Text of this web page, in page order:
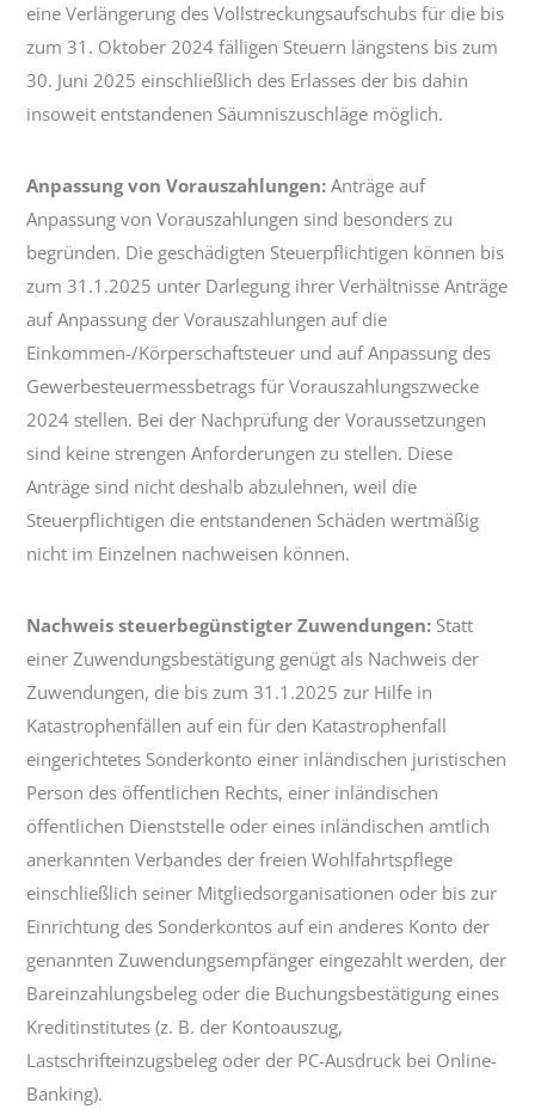
eine Verlängerung des Vollstreckungsaufschubs für die bis
zum 31. Oktober 2024 fälligen Steuern längstens bis zum
30. Juni 2025 einschließlich des Erlasses der bis dahin
insoweit entstandenen Säumniszuschläge möglich.
Anpassung von Vorauszahlungen: Anträge auf
Anpassung von Vorauszahlungen sind besonders zu
begründen. Die geschädigten Steuerpflichtigen können bis
zum 31.1.2025 unter Darlegung ihrer Verhältnisse Anträge
auf Anpassung der Vorauszahlungen auf die
Einkommen-/Körperschaftsteuer und auf Anpassung des
Gewerbesteuermessbetrags für Vorauszahlungszwecke
2024 stellen. Bei der Nachprüfung der Voraussetzungen
sind keine strengen Anforderungen zu stellen. Diese
Anträge sind nicht deshalb abzulehnen, weil die
Steuerpflichtigen die entstandenen Schäden wertmäßig
nicht im Einzelnen nachweisen können.
Nachweis steuerbegünstigter Zuwendungen: Statt
einer Zuwendungsbestätigung genügt als Nachweis der
Zuwendungen, die bis zum 31.1.2025 zur Hilfe in
Katastrophenfällen auf ein für den Katastrophenfall
eingerichtetes Sonderkonto einer inländischen juristischen
Person des öffentlichen Rechts, einer inländischen
öffentlichen Dienststelle oder eines inländischen amtlich
anerkannten Verbandes der freien Wohlfahrtspflege
einschließlich seiner Mitgliedsorganisationen oder bis zur
Einrichtung des Sonderkontos auf ein anderes Konto der
genannten Zuwendungsempfänger eingezahlt werden, der
Bareinzahlungsbeleg oder die Buchungsbestätigung eines
Kreditinstitutes (z. B. der Kontoauszug,
Lastschrifteinzugsbeleg oder der PC-Ausdruck bei Online-
Banking).